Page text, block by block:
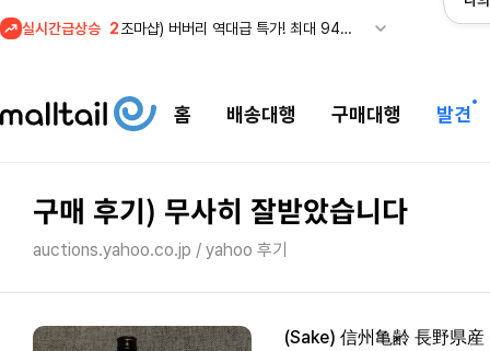
실시간급상승 3
메이시스) 폴로, 타미힐피거 등 인기 키즈 브랜드 최대 50% 할인!
1
셀프포트레이트 썸머 세일! 지수,아이유 착용 + 관세내 특가
홈 배송대행 구매대행 발견
구매 후기) 무사히 잘받았습니다
auctions.yahoo.co.jp / yahoo 후기
(Sake) 信州亀齢 長野県